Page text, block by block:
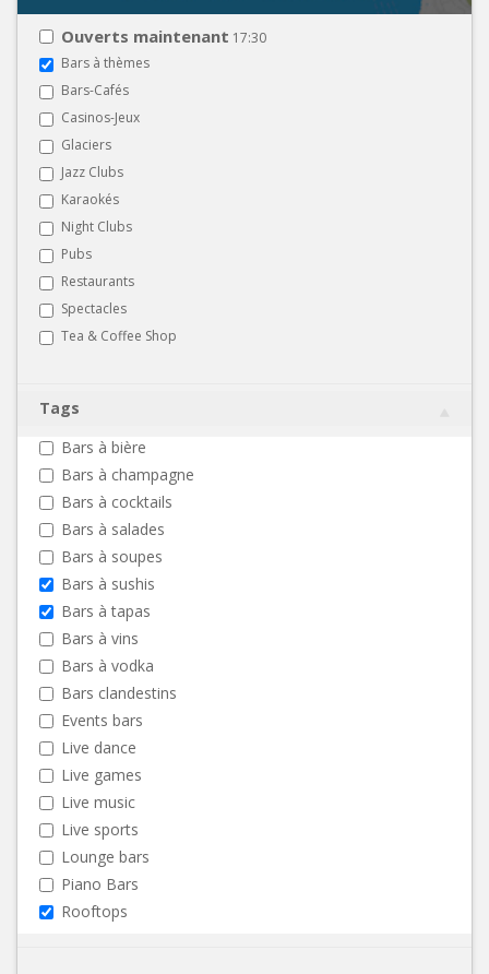
Ouverts maintenant 17:30
Bars à thèmes
Bars-Cafés
Casinos-Jeux
Glaciers
Jazz Clubs
Karaokés
Night Clubs
Pubs
Restaurants
Spectacles
Tea & Coffee Shop
Tags
Bars à bière
Bars à champagne
Bars à cocktails
Bars à salades
Bars à soupes
Bars à sushis
Bars à tapas
Bars à vins
Bars à vodka
Bars clandestins
Events bars
Live dance
Live games
Live music
Live sports
Lounge bars
Piano Bars
Rooftops